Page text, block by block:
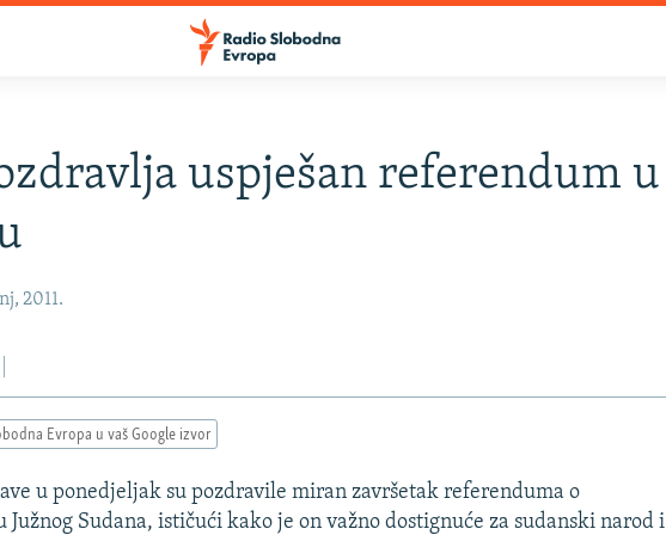
uspješan referendum u
2011.
Evropa u vaš Google izvor
u ponedjeljak su pozdravile miran završetak referenduma o
Južnog Sudana, ističući kako je on važno dostignuće za sudanski narod i